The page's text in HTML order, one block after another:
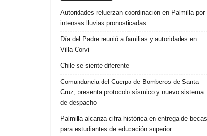
Autoridades refuerzan coordinación en Palmilla por
intensas lluvias pronosticadas.
Día del Padre reunió a familias y autoridades en
Villa Corvi
Chile se siente diferente
Comandancia del Cuerpo de Bomberos de Santa
Cruz, presenta protocolo sísmico y nuevo sistema
de despacho
Palmilla alcanza cifra histórica en entrega de becas
para estudiantes de educación superior